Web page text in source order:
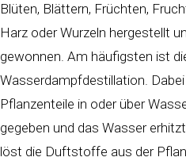
Blüten, Blättern, Früchten,
Harz oder Wurzeln hergestellt
gewonnen. Am häufigsten ist
Wasserdampfdestillation.
Pflanzenteile in oder über
gegeben und das Wasser
löst die Duftstoffe aus der